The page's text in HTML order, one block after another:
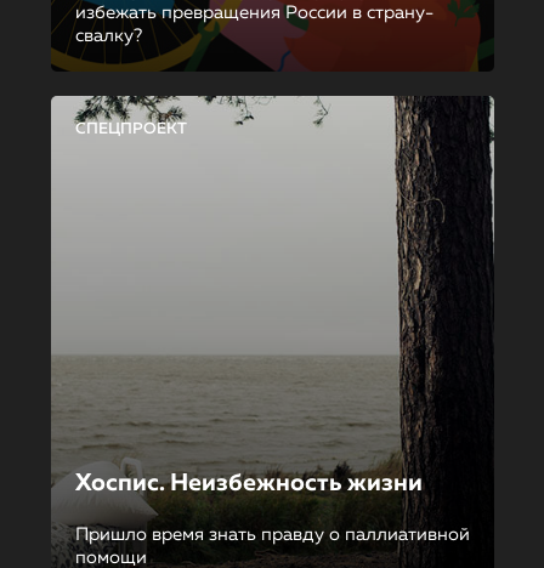
избежать превращения России в страну-
свалку?
СПЕЦПРОЕКТ
Хоспис. Неизбежность жизни
Пришло время знать правду о паллиативной
помощи